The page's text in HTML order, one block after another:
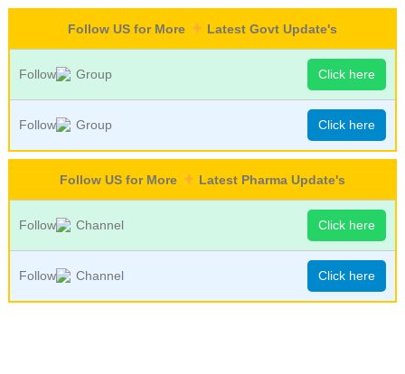
Follow US for More Latest Govt Update's
Follow Group Click here
Follow Group Click here
Follow US for More Latest Pharma Update's
Follow Channel Click here
Follow Channel Click here